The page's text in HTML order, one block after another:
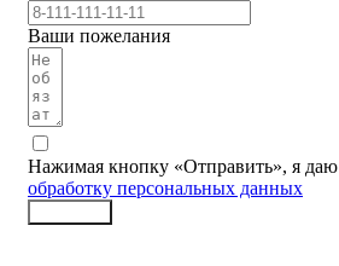
Ваши пожелания
Нажимая кнопку «Отправить», я даю
обработку персональных данных